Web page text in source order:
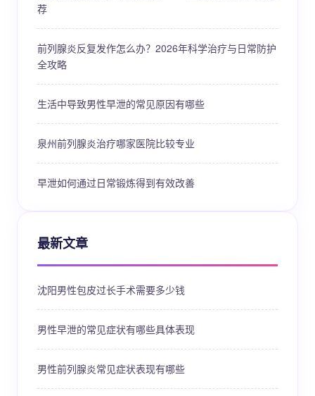
荐
前列腺炎反复发作怎么办？2026年科学治疗与日常防护
全攻略
生活中导致男性早泄的常见原因有哪些
泉州前列腺炎治疗哪家医院比较专业
早泄如何通过日常锻炼得到有效改善
最新文章
沈阳男性包皮过长手术需要多少钱
男性早泄的常见症状有哪些具体表现
男性前列腺炎常见症状表现有哪些